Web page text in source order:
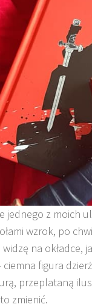
jednego z moich
wzrok, po
na okładce,
figura
przeplataną
zmienić.